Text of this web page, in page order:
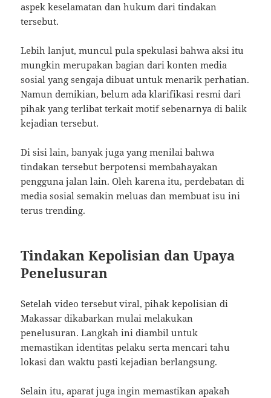
aspek keselamatan dan hukum dari tindakan
tersebut.
Lebih lanjut, muncul pula spekulasi bahwa aksi itu
mungkin merupakan bagian dari konten media
sosial yang sengaja dibuat untuk menarik perhatian.
Namun demikian, belum ada klarifikasi resmi dari
pihak yang terlibat terkait motif sebenarnya di balik
kejadian tersebut.
Di sisi lain, banyak juga yang menilai bahwa
tindakan tersebut berpotensi membahayakan
pengguna jalan lain. Oleh karena itu, perdebatan di
media sosial semakin meluas dan membuat isu ini
terus trending.
Tindakan Kepolisian dan Upaya
Penelusuran
Setelah video tersebut viral, pihak kepolisian di
Makassar dikabarkan mulai melakukan
penelusuran. Langkah ini diambil untuk
memastikan identitas pelaku serta mencari tahu
lokasi dan waktu pasti kejadian berlangsung.
Selain itu, aparat juga ingin memastikan apakah